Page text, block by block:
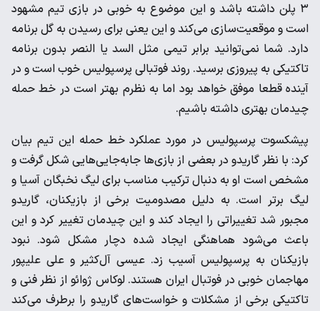
۳ پلن داشته باشد و این موضوع به خوبی در بازی تیم مشهود
است و موقعیت‌سازی می‌کند و این یعنی برای رسیدن به گل برنامه
دارد. شما نمی‌توانید برابر تیمی مثل السد یا النصر بدون برنامه
تاکتیکی به پیروزی برسید. روند فوتبالی پرسپولیس خوب است و در
آینده قطعا موفق خواهد بود اما به نظرم بهتر است در خط حمله
چیدمان بهتری داشته باشیم.
پیشکسوت پرسپولیس در مورد عملکرد خط حمله این تیم بیان
کرد: با نظر گاریدو در بعضی از بازی‌ها جابه‌جایی‌هایی شکل گرفت و
مشخص است او به دنبال ترکیب مناسب برای لیگ نخبگان آسیا و
لیگ برتر است. به دلیل مصدومیت برخی از بازیکنان، گاریدو
مجبور شد تغییراتی را ایجاد کند و این چیدمان تغییر کرد و این
باعث می‌شود هماهنگی ایجاد شده دچار مشکل شود. نبود
بازیکنان به پرسپولیس آسیب زد. عیسی ‌آل‌کثیر و علی علیپور
مهاجمان خوبی در فوتبال ایران هستند. لوکاس ژوائو از نظر فنی و
تاکتیکی برخی از مشکلات و خواست‌های گاریدو را برطرف می‌کند